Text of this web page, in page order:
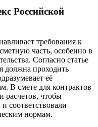
Российской
требования к
часть, особенно в
Согласно статье
должна проходить
её
В смете для контрактов
расчетов, чтобы
соответствовали
нормам.